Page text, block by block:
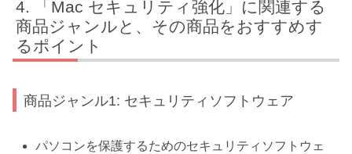
「Mac セキュリティ強化」に関連する
商品ジャンルと、その商品をおすすめす
るポイント
商品ジャンル1: セキュリティソフトウェア
パソコンを保護するためのセキュリティソフトウェ